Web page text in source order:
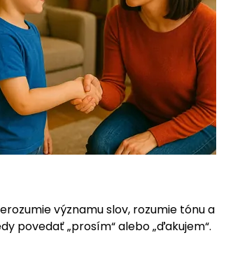
významu slov, rozumie tónu a
povedať „prosím“ alebo „ďakujem“.